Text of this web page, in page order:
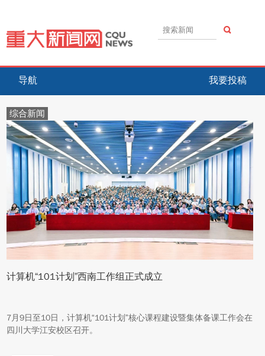
导航 我要投稿
综合新闻
计算机“101计划”西南工作组正式成立
7月9日至10日，计算机“101计划”核心课程建设暨集体备课工作会在
四川大学江安校区召开。